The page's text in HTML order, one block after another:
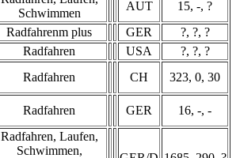
Schwimmen
AUT
15, -, ?
Radfahrenm plus GER
?, ?, ?
Radfahren USA
?, ?, ?
Radfahren CH 323, 0, 30
Radfahren GER 16, -, -
Radfahren, Laufen,
Schwimmen,